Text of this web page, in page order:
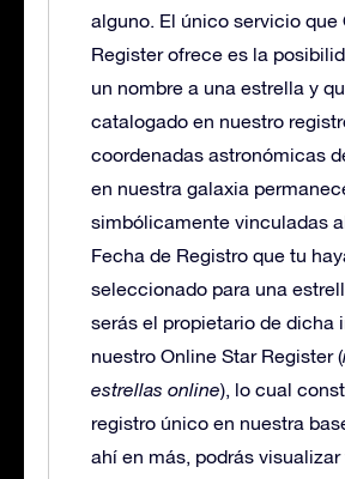
alguno. El único servicio que
Register ofrece es la
un nombre a una estrella y
catalogado en nuestro
coordenadas astronómicas
en nuestra galaxia
simbólicamente vinculadas
Fecha de Registro que tu
seleccionado para una
serás el propietario de dicha
nuestro Online Star Register (
estrellas online), lo cual
registro único en nuestra
ahí en más, podrás